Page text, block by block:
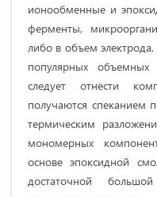
ионообменные и
ферменты,
либо в объем
по­пулярных объемных
следует отнести
получаются спеканием
термическим
мономерных
основе эпоксидной
достаточной